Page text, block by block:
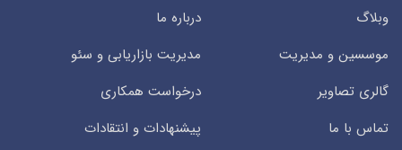
وبلاگ
درباره ما
موسسین و مدیریت
مدیریت بازاریابی و سئو
گالری تصاویر
درخواست همکاری
تماس با ما
پیشنهادات و انتقادات